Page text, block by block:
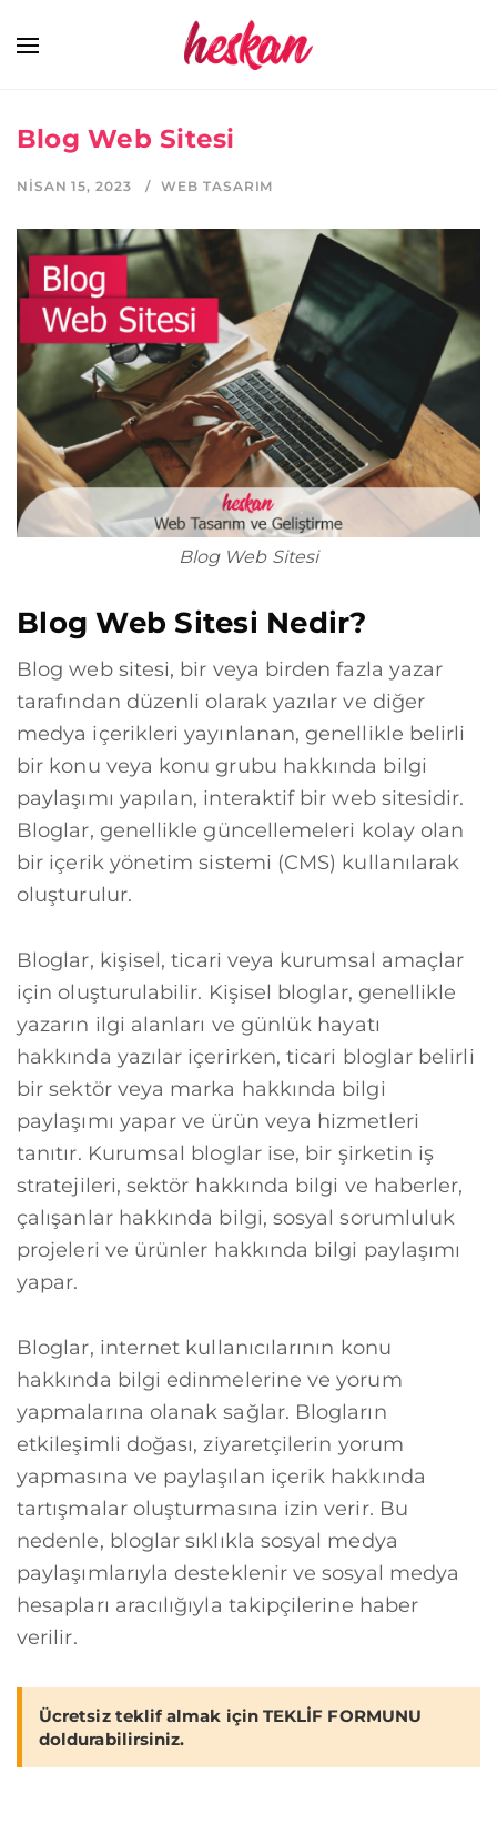
Blog Web Sitesi
NISAN 15, 2023 WEB TASARIM
Blog Web Sitesi
Blog Web Sitesi Nedir?
Blog web sitesi, bir veya birden fazla yazar
tarafından düzenli olarak yazılar ve diğer
medya içerikleri yayınlanan, genellikle belirli
bir konu veya konu grubu hakkında bilgi
paylaşımı yapılan, interaktif bir web sitesidir.
Bloglar, genellikle güncellemeleri kolay olan
bir içerik yönetim sistemi (CMS) kullanılarak
oluşturulur.
Bloglar, kişisel, ticari veya kurumsal amaçlar
için oluşturulabilir. Kişisel bloglar, genellikle
yazarın ilgi alanları ve günlük hayatı
hakkında yazılar içerirken, ticari bloglar belirli
bir sektör veya marka hakkında bilgi
paylaşımı yapar ve ürün veya hizmetleri
tanıtır. Kurumsal bloglar ise, bir şirketin iş
stratejileri, sektör hakkında bilgi ve haberler,
çalışanlar hakkında bilgi, sosyal sorumluluk
projeleri ve ürünler hakkında bilgi paylaşımı
yapar.
Bloglar, internet kullanıcılarının konu
hakkında bilgi edinmelerine ve yorum
yapmalarına olanak sağlar. Blogların
etkileşimli doğası, ziyaretçilerin yorum
yapmasına ve paylaşılan içerik hakkında
tartışmalar oluşturmasına izin verir. Bu
nedenle, bloglar sıklıkla sosyal medya
paylaşımlarıyla desteklenir ve sosyal medya
hesapları aracılığıyla takipçilerine haber
verilir.
Ücretsiz teklif almak için TEKLİF FORMUNU
doldurabilirsiniz.